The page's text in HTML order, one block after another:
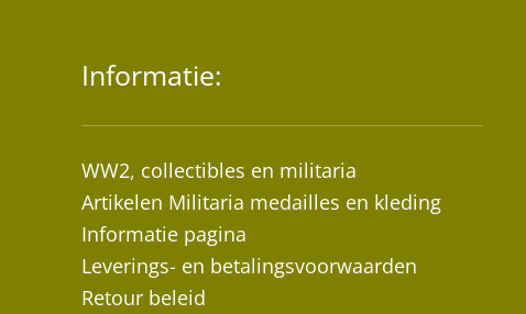
Informatie:
WW2, collectibles en militaria
Artikelen Militaria medailles en kleding
Informatie pagina
Leverings- en betalingsvoorwaarden
Retour beleid